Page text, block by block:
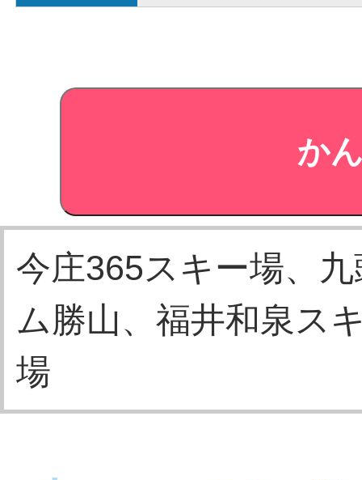
今庄365スキー場、
ム勝山、福井和泉ス
場